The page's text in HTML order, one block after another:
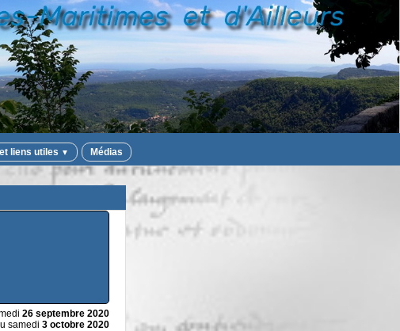
liens utiles ▼ Médias
26 septembre 2020
samedi 3 octobre 2020